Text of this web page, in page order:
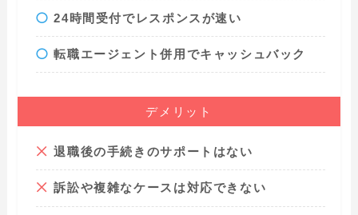
24時間受付でレスポンスが速い
転職エージェント併用でキャッシュバック
デメリット
退職後の手続きのサポートはない
訴訟や複雑なケースは対応できない